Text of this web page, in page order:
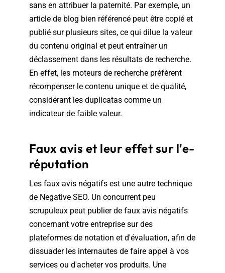
sans en attribuer la paternité. Par exemple, un
article de blog bien référencé peut être copié et
publié sur plusieurs sites, ce qui dilue la valeur
du contenu original et peut entraîner un
déclassement dans les résultats de recherche.
En effet, les moteurs de recherche préfèrent
récompenser le contenu unique et de qualité,
considérant les duplicatas comme un
indicateur de faible valeur.
Faux avis et leur effet sur l'e-
réputation
Les faux avis négatifs est une autre technique
de Negative SEO. Un concurrent peu
scrupuleux peut publier de faux avis négatifs
concernant votre entreprise sur des
plateformes de notation et d'évaluation, afin de
dissuader les internautes de faire appel à vos
services ou d'acheter vos produits. Une